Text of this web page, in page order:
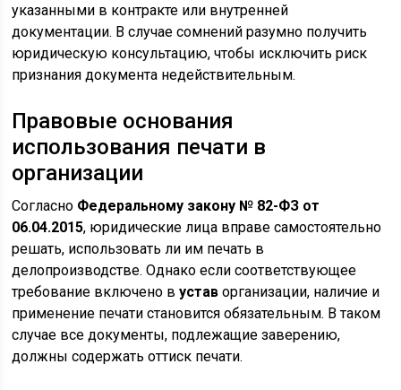
указанными в контракте или внутренней
документации. В случае сомнений разумно получить
юридическую консультацию, чтобы исключить риск
признания документа недействительным.
Правовые основания
использования печати в
организации
Согласно Федеральному закону № 82-ФЗ от
06.04.2015, юридические лица вправе самостоятельно
решать, использовать ли им печать в
делопроизводстве. Однако если соответствующее
требование включено вустав организации, наличие и
применение печати становится обязательным. В таком
случае все документы, подлежащие заверению,
должны содержать оттиск печати.